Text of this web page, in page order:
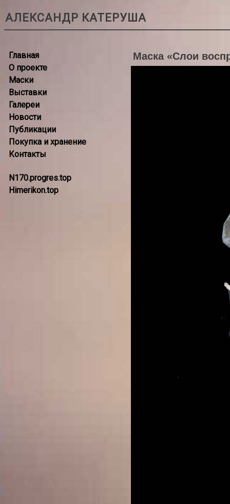
АЛЕКСАНДР КАТЕРУША
Главная
О проекте
Маски
Выставки
Галереи
Новости
Публикации
Покупка и хранение
Контакты
N170.progres.top
Himerikon.top
Маска «Слои